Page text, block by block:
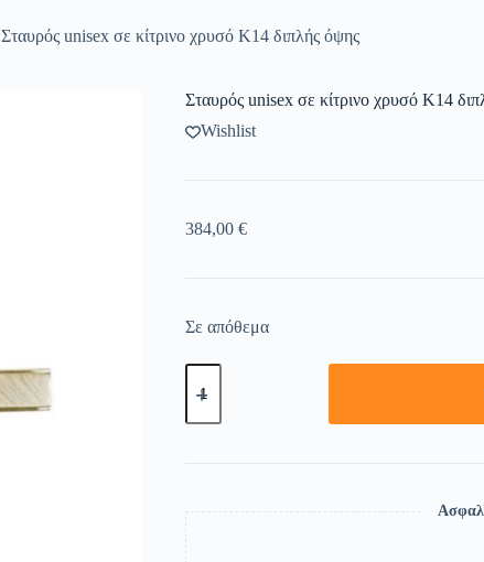
Σταυρός unisex σε κίτρινο χρυσό Κ14 διπλής όψης
Σταυρός unisex σε κίτρινο χρυσό Κ14
Wishlist
384,00 €
Σε απόθεμα